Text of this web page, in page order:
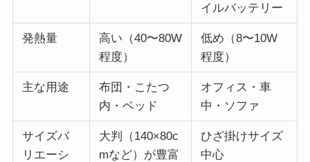
イルバッテリー
発熱量
高い（40〜80W
程度）
低め（8〜10W
程度）
主な用途
布団・こたつ
内・ベッド
オフィス・車
中・ソファ
サイズバ
リエーシ
大判（140×80c
mなど）が豊富
ひざ掛けサイズ
中心